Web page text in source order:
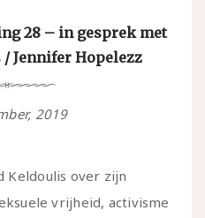
28 – in gesprek met
Jennifer Hopelezz
2019
Keldoulis over zijn
vrijheid, activisme